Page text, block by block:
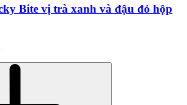
Bite vị trà xanh và đậu đỏ hộp